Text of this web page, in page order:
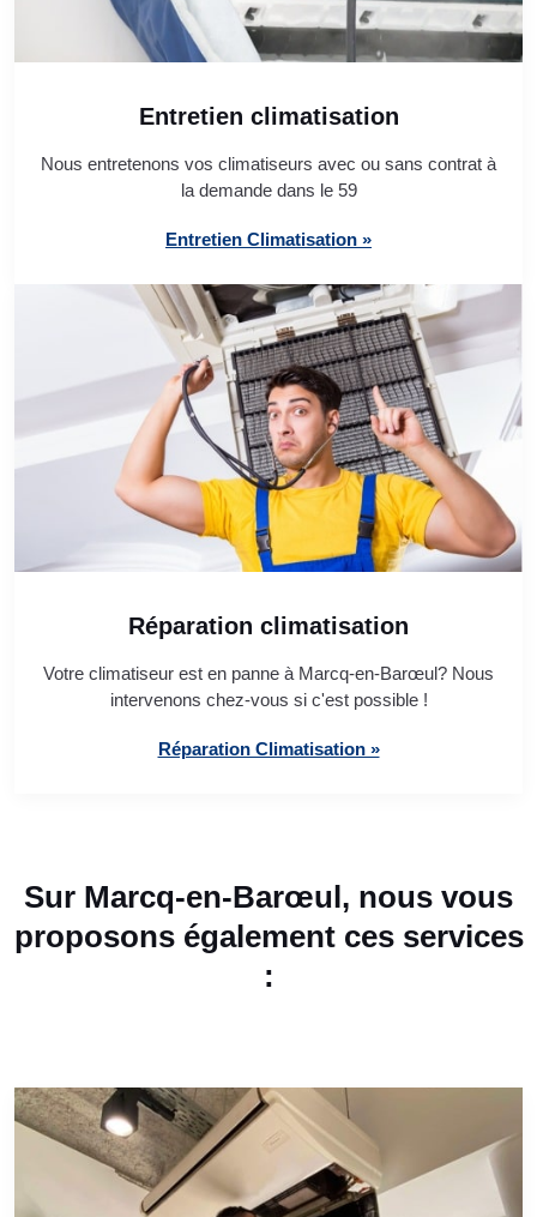
Entretien climatisation
Nous entretenons vos climatiseurs avec ou sans contrat à
la demande dans le 59
Entretien Climatisation »
Réparation climatisation
Votre climatiseur est en panne à Marcq-en-Barœul? Nous
intervenons chez-vous si c'est possible !
Réparation Climatisation »
Sur Marcq-en-Barœul, nous vous
proposons également ces services
: